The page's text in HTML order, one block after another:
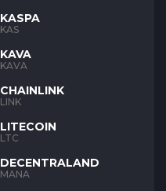
KASPA
KAS
KAVA
KAVA
CHAINLINK
LINK
LITECOIN
LTC
DECENTRALAND
MANA